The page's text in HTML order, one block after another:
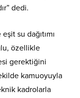
dedi.
su dağıtımı
özellikle
gerektiğini
kamuoyuyla
kadrolarla